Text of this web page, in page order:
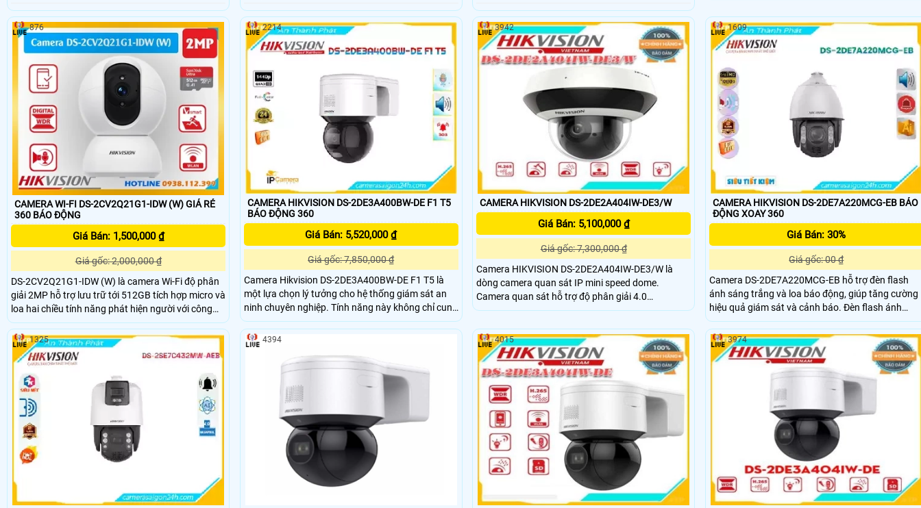
CAMERA WI-FI DS-2CV2Q21G1-IDW (W) GIÁ RẺ
360 BÁO ĐỘNG
Giá Bán: 1,500,000 ₫
Giá gốc: 2,000,000 ₫
DS-2CV2Q21G1-IDW (W) là camera Wi-Fi độ phân
giải 2MP hỗ trợ lưu trữ tới 512GB tích hợp micro và
loa hai chiều tính năng phát hiện người với công
nghệ Motion 2.0. Khả năng chống ngược sáng
DWDR và giảm nhiễu 3D DNR giúp ghi hình sắc nét
trong nhiều điều kiện ánh sáng, kết nối Wi-Fi nhanh
chóng.
876
CAMERA HIKVISION DS-2DE3A400BW-DE F1 T5
BÁO ĐỘNG 360
Giá Bán: 5,520,000 ₫
Giá gốc: 7,850,000 ₫
Camera Hikvision DS-2DE3A400BW-DE F1 T5 là
một lựa chọn lý tưởng cho hệ thống giám sát an
ninh chuyên nghiệp. Tính năng này không chỉ cung
cấp sự an toàn và bảo mật mà còn tăng tính
tương tác và hiệu quả của hệ thống giám sát.
2214
CAMERA HIKVISION DS-2DE2A404IW-DE3/W
Giá Bán: 5,100,000 ₫
Giá gốc: 7,300,000 ₫
Camera HIKVISION DS-2DE2A404IW-DE3/W là
dòng camera quan sát IP mini speed dome.
Camera quan sát hỗ trợ độ phân giải 4.0
Megapxiel 2560x1440@25fps. Ống kính 2
3942
CAMERA HIKVISION DS-2DE7A220MCG-EB BÁO
ĐỘNG XOAY 360
Giá Bán: 30%
Giá gốc: 00 ₫
Camera DS-2DE7A220MCG-EB hỗ trợ đèn flash
ánh sáng trắng và loa báo động, giúp tăng cường
hiệu quả giám sát và cảnh báo. Đèn flash ánh
sáng trắng có tầm xa lên đến 100m cho phép
sát rõ ràng và chi tiết trong điều kiện ánh sáng
yếu.
1609
1325 4394 4015 3974